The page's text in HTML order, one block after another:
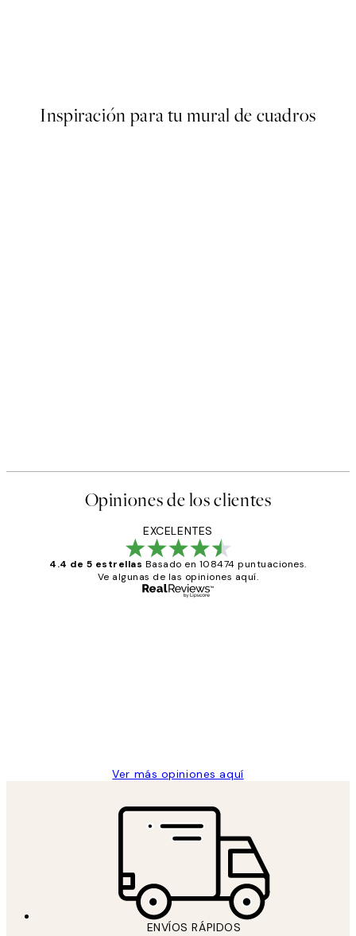
Inspiración para tu mural de cuadros
Opiniones de los clientes
EXCELENTES
4.4 de 5 estrellas Basado en 108474 puntuaciones.
Ve algunas de las opiniones aquí.
Ver más opiniones aquí
ENVÍOS RÁPIDOS